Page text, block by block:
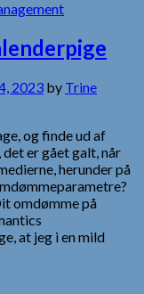
2023 by Trine
og finde ud af
er gået galt, når
herunder på
omdømme på
at jeg i en mild